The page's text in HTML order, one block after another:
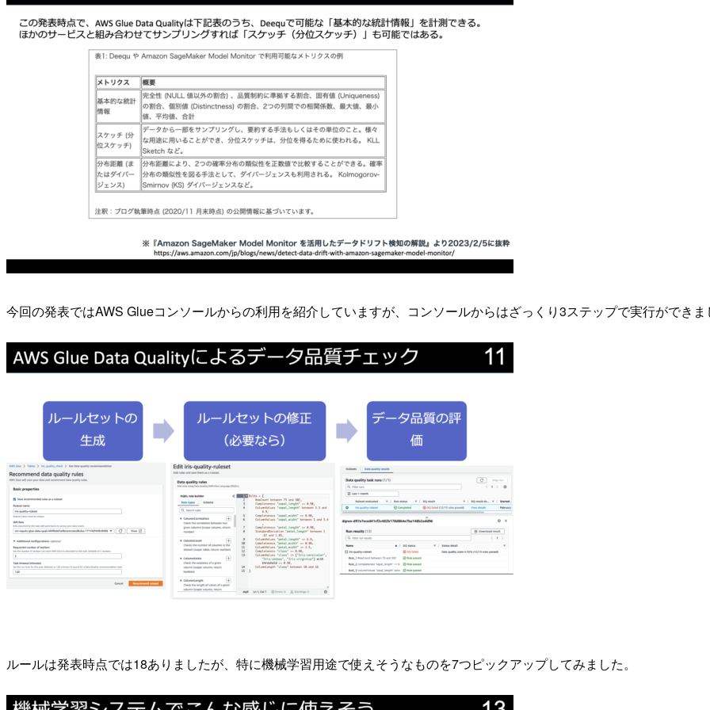
今回の発表ではAWS Glueコンソールからの利用を紹介していますが、コンソールからはざっくり3ステップで実行ができま
ルールは発表時点では18ありましたが、特に機械学習用途で使えそうなものを7つピックアップしてみました。